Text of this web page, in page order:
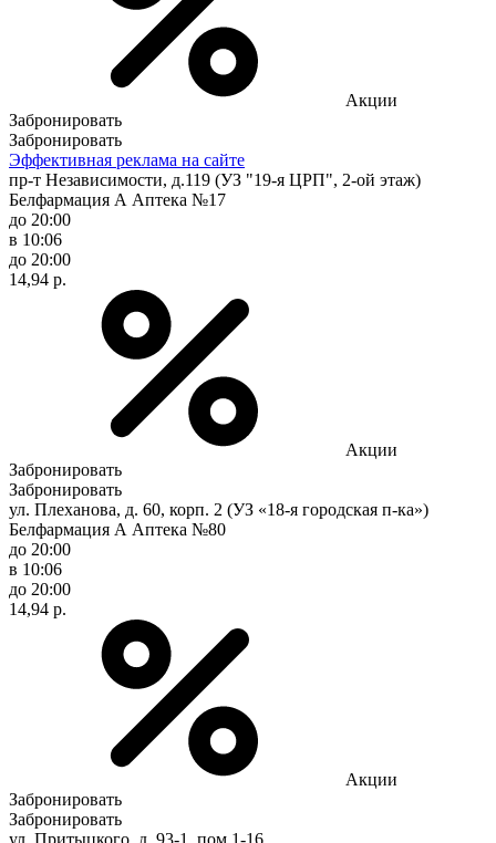
Акции
Забронировать
Забронировать
Эффективная реклама на сайте
пр-т Независимости, д.119 (УЗ "19-я ЦРП", 2-ой этаж)
Белфармация А Аптека №17
до 20:00
в 10:06
до 20:00
14,94 р.
Акции
Забронировать
Забронировать
ул. Плеханова, д. 60, корп. 2 (УЗ «18-я городская п-ка»)
Белфармация А Аптека №80
до 20:00
в 10:06
до 20:00
14,94 р.
Акции
Забронировать
Забронировать
ул. Притыцкого, д. 93-1, пом.1-16